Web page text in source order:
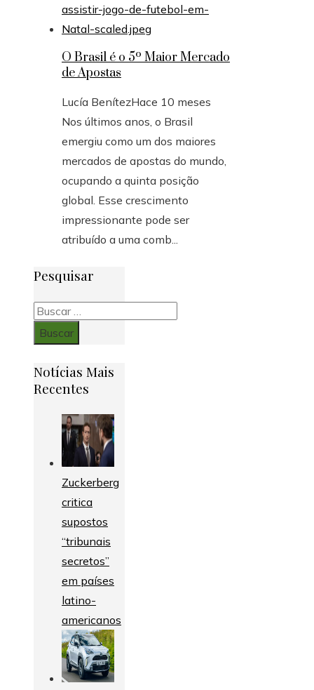
O Brasil é o 5º Maior Mercado
de Apostas
Lucía BenítezHace 10 meses
Nos últimos anos, o Brasil
emergiu como um dos maiores
mercados de apostas do mundo,
ocupando a quinta posição
global. Esse crescimento
impressionante pode ser
atribuído a uma comb...
Pesquisar
Buscar:
Notícias Mais
Recentes
Zuckerberg
critica
supostos
“tribunais
secretos”
em países
latino-
americanos